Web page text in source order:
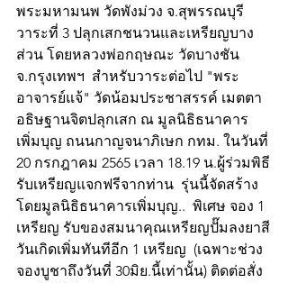
พระมหามนพ วัดพังม่วง จ.สุพรรณบุรี
วาระที่ 3 ปลุกเสกชนวนและเหรียญบาง
ส่วน โดยหลวงพ่อกฤษณะ วัดบางชัน
จ.กรุงเทพฯ  สำหรับวาระต่อไป "พระ
อาจารย์แจ้" วัดน้อมประชาสรรค์ เมตตา
อธิษฐานจิตปลุกเสก ณ มูลนิธิธนาคาร
เพิ่มบุญ ถนนกาญจนาภิเษก กทม. ในวันที่
20 กรกฎาคม 2565 เวลา 18.19 น.ผู้ร่วมพิธี
รับเหรียญแจกฟรีจากท่าน  รุ่นนี้จัดสร้าง
โดยมูลนิธิธนาคารเพิ่มบุญ..  พิเศษ จอง 1
เหรียญ รับของสมนาคุณเหรียญปั๊มลงยาสี
วันเกิดเพิ่มทันทีอีก 1 เหรียญ  (เฉพาะช่วง
จองบูชาถึงวันที่ 30มิย.นี้เท่านั้น) ติดต่อสั่ง